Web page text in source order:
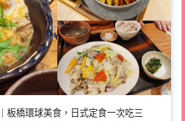
板橋環球美食，日式定食一次吃三